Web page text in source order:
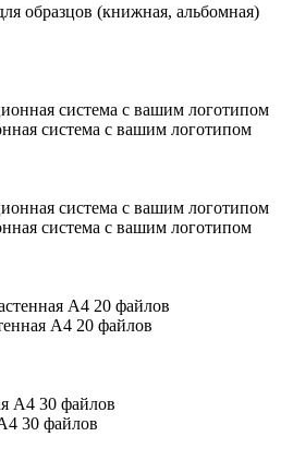
образцов (книжная, альбомная)
система с вашим логотипом
система с вашим логотипом
А4 20 файлов
30 файлов